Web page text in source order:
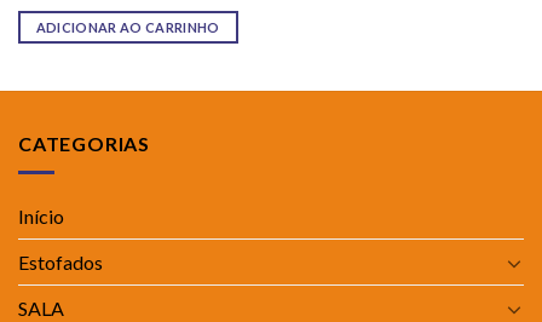
ADICIONAR AO CARRINHO
CATEGORIAS
Início
Estofados
SALA